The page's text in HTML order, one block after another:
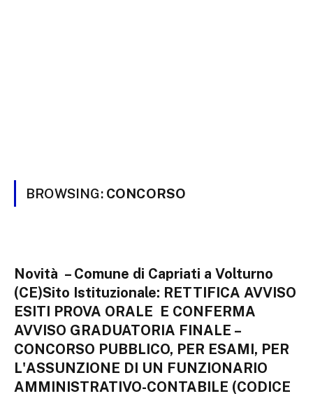
BROWSING: CONCORSO
Novità – Comune di Capriati a Volturno
(CE)Sito Istituzionale: RETTIFICA AVVISO
ESITI PROVA ORALE  E CONFERMA
AVVISO GRADUATORIA FINALE –
CONCORSO PUBBLICO, PER ESAMI, PER
L'ASSUNZIONE DI UN FUNZIONARIO
AMMINISTRATIVO-CONTABILE (CODICE